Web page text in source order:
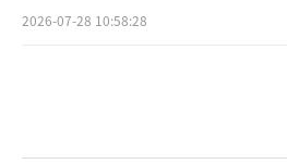
2026-07-28 10:58:28